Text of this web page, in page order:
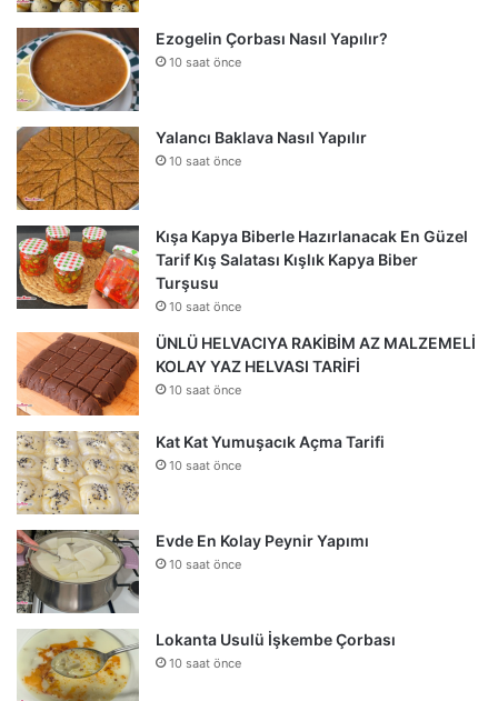
Ezogelin Çorbası Nasıl Yapılır?
10 saat önce
Yalancı Baklava Nasıl Yapılır
10 saat önce
Kışa Kapya Biberle Hazırlanacak En Güzel
Tarif Kış Salatası Kışlık Kapya Biber
Turşusu
10 saat önce
ÜNLÜ HELVACIYA RAKİBİM AZ MALZEMELİ
KOLAY YAZ HELVASI TARİFİ
10 saat önce
Kat Kat Yumuşacık Açma Tarifi
10 saat önce
Evde En Kolay Peynir Yapımı
10 saat önce
Lokanta Usulü İşkembe Çorbası
10 saat önce